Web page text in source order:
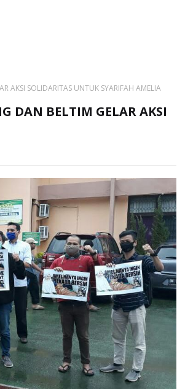
AKSI SOLIDARITAS UNTUK SYARIFAH AMELIA
DAN BELTIM GELAR AKSI